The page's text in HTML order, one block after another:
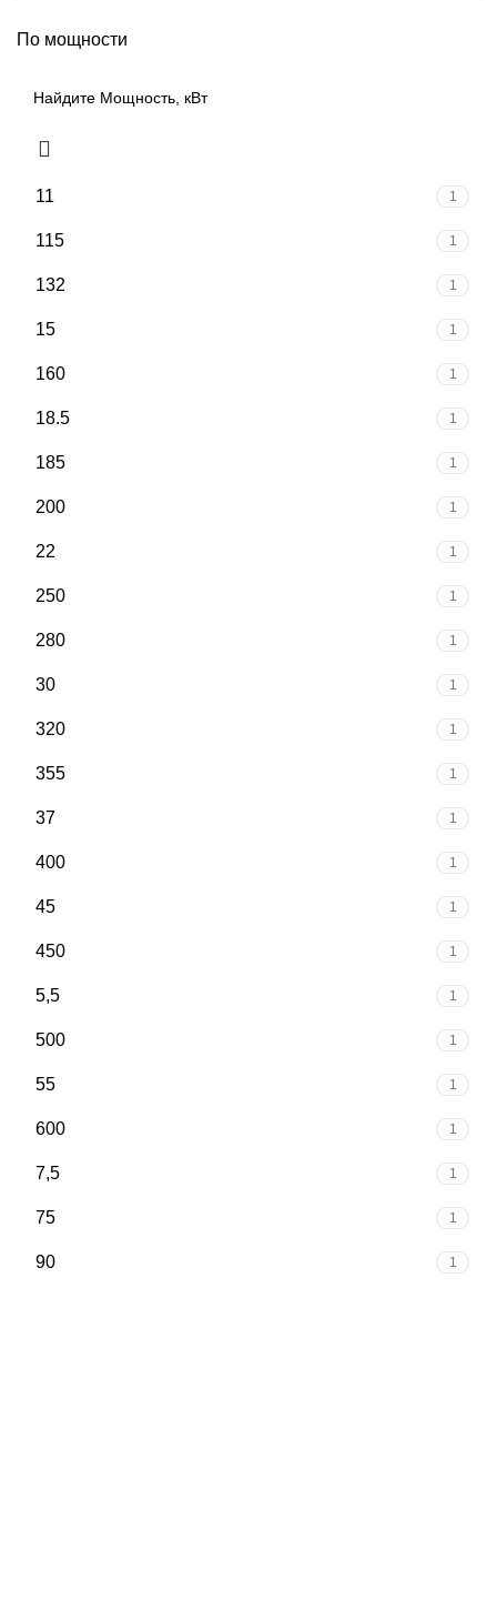
По мощности
11 1
115 1
132 1
15 1
160 1
18.5 1
185 1
200 1
22 1
250 1
280 1
30 1
320 1
355 1
37 1
400 1
45 1
450 1
5,5 1
500 1
55 1
600 1
7,5 1
75 1
90 1